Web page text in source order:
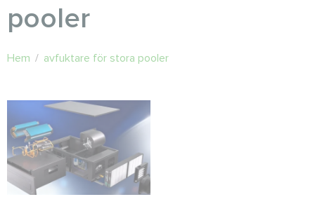
pooler
Hem / avfuktare för stora pooler